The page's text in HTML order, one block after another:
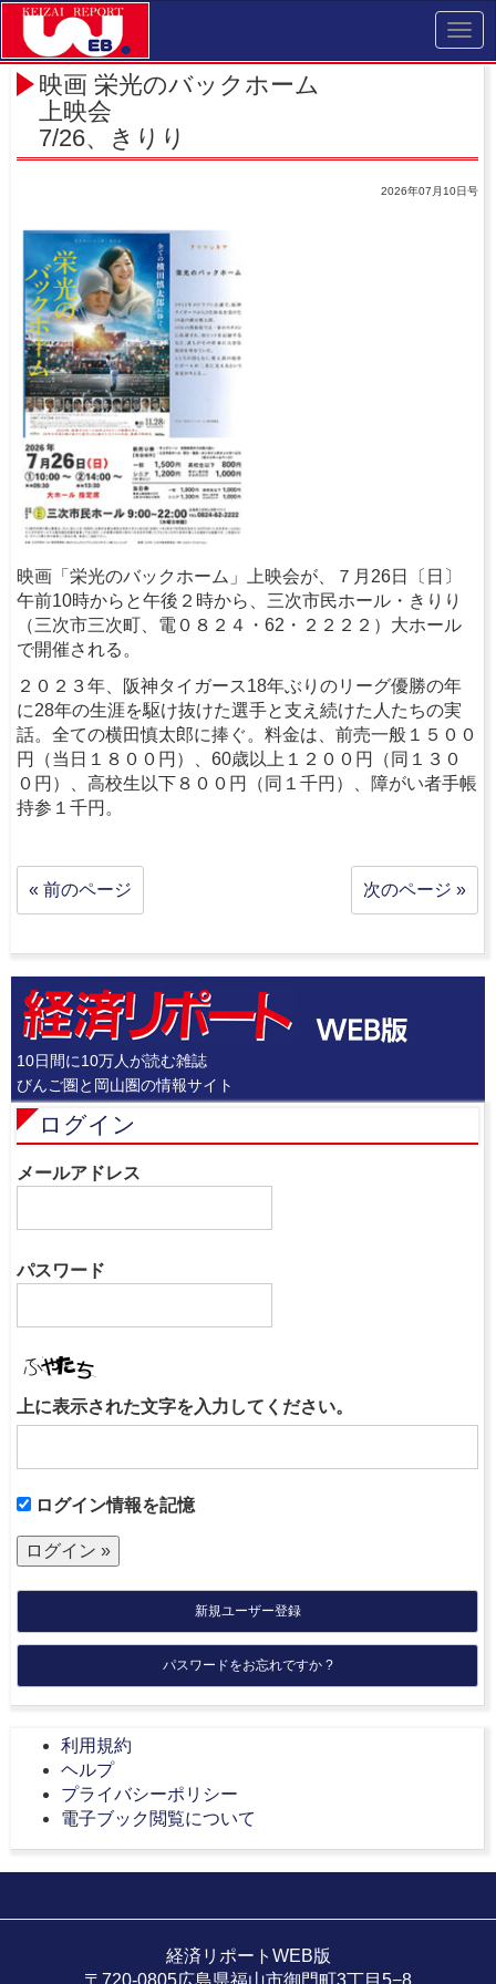
映画 栄光のバックホーム
上映会
7/26、きりり
2026年07月10日号
映画「栄光のバックホーム」上映会が、７月26日〔日〕
午前10時からと午後２時から、三次市民ホール・きりり
（三次市三次町、電０８２４・62・２２２２）大ホール
で開催される。
２０２３年、阪神タイガース18年ぶりのリーグ優勝の年
に28年の生涯を駆け抜けた選手と支え続けた人たちの実
話。全ての横田慎太郎に捧ぐ。料金は、前売一般１５００
円（当日１８００円）、60歳以上１２００円（同１３０
０円）、高校生以下８００円（同１千円）、障がい者手帳
持参１千円。
« 前のページ 次のページ »
10日間に10万人が読む雑誌
びんご圏と岡山圏の情報サイト
ログイン
メールアドレス
パスワード
上に表示された文字を入力してください。
ログイン情報を記憶
新規ユーザー登録
パスワードをお忘れですか ?
利用規約
ヘルプ
プライバシーポリシー
電子ブック閲覧について
経済リポートWEB版
〒720-0805広島県福山市御門町3丁目5−8